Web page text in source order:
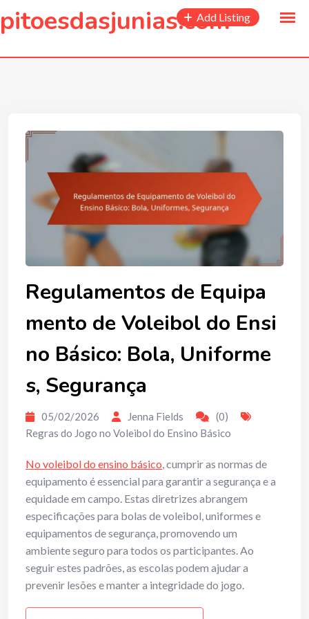
content
pitoesdasjunias.com
Add Listing
Regulamentos de Equipa
mento de Voleibol do Ensi
no Básico: Bola, Uniforme
s, Segurança
05/02/2026 Jenna Fields
(0)
Regras do Jogo no Voleibol do Ensino Básico
No voleibol do ensino básico, cumprir as normas de
equipamento é essencial para garantir a segurança e a
equidade em campo. Estas diretrizes abrangem
especificações para bolas de voleibol, uniformes e
equipamentos de segurança, promovendo um
ambiente seguro para todos os participantes. Ao
seguir estes padrões, as escolas podem ajudar a
prevenir lesões e manter a integridade do jogo.